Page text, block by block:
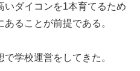
いダイコンを1本育てるため
ることが前提である。
学校運営をしてきた。